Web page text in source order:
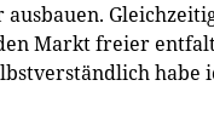
Markt freier
habe